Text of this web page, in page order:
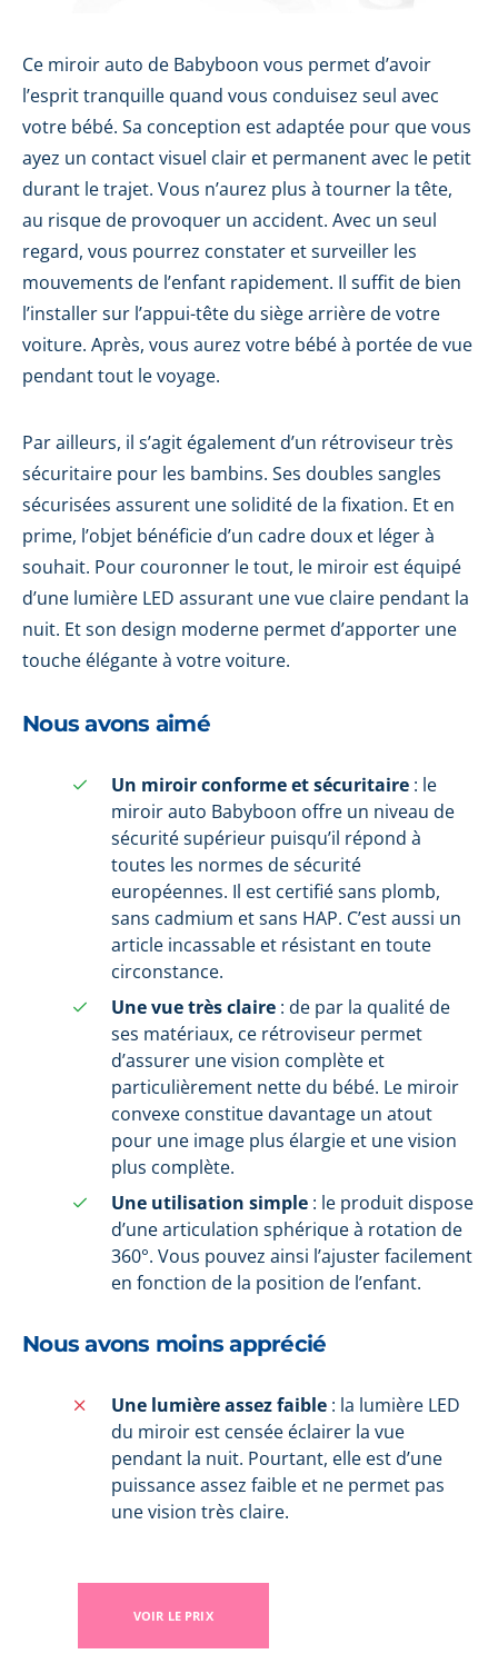
Ce miroir auto de Babyboon vous permet d’avoir
l’esprit tranquille quand vous conduisez seul avec
votre bébé. Sa conception est adaptée pour que vous
ayez un contact visuel clair et permanent avec le petit
durant le trajet. Vous n’aurez plus à tourner la tête,
au risque de provoquer un accident. Avec un seul
regard, vous pourrez constater et surveiller les
mouvements de l’enfant rapidement. Il suffit de bien
l’installer sur l’appui-tête du siège arrière de votre
voiture. Après, vous aurez votre bébé à portée de vue
pendant tout le voyage.
Par ailleurs, il s’agit également d’un rétroviseur très
sécuritaire pour les bambins. Ses doubles sangles
sécurisées assurent une solidité de la fixation. Et en
prime, l’objet bénéficie d’un cadre doux et léger à
souhait. Pour couronner le tout, le miroir est équipé
d’une lumière LED assurant une vue claire pendant la
nuit. Et son design moderne permet d’apporter une
touche élégante à votre voiture.
Nous avons aimé
Un miroir conforme et sécuritaire : le
miroir auto Babyboon offre un niveau de
sécurité supérieur puisqu’il répond à
toutes les normes de sécurité
européennes. Il est certifié sans plomb,
sans cadmium et sans HAP. C’est aussi un
article incassable et résistant en toute
circonstance.
Une vue très claire : de par la qualité de
ses matériaux, ce rétroviseur permet
d’assurer une vision complète et
particulièrement nette du bébé. Le miroir
convexe constitue davantage un atout
pour une image plus élargie et une vision
plus complète.
Une utilisation simple : le produit dispose
d’une articulation sphérique à rotation de
360°. Vous pouvez ainsi l’ajuster facilement
en fonction de la position de l’enfant.
Nous avons moins apprécié
Une lumière assez faible : la lumière LED
du miroir est censée éclairer la vue
pendant la nuit. Pourtant, elle est d’une
puissance assez faible et ne permet pas
une vision très claire.
VOIR LE PRIX